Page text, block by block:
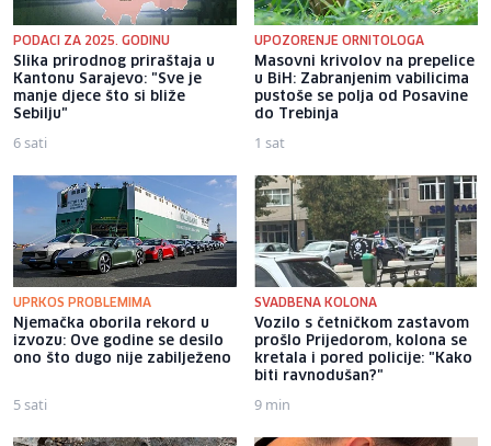
PODACI ZA 2025. GODINU
Slika prirodnog priraštaja u
Kantonu Sarajevo: "Sve je
manje djece što si bliže
Sebilju"
6 sati
UPOZORENJE ORNITOLOGA
Masovni krivolov na prepelice
u BiH: Zabranjenim vabilicima
pustoše se polja od Posavine
do Trebinja
1 sat
UPRKOS PROBLEMIMA
Njemačka oborila rekord u
izvozu: Ove godine se desilo
ono što dugo nije zabilježeno
5 sati
SVADBENA KOLONA
Vozilo s četničkom zastavom
prošlo Prijedorom, kolona se
kretala i pored policije: "Kako
biti ravnodušan?"
9 min